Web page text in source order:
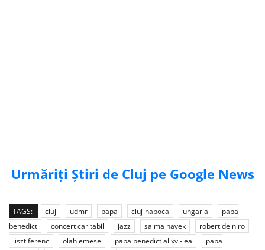
Urmăriți Știri de Cluj pe Google News
TAGS: cluj udmr papa cluj-napoca ungaria
papa
benedict
concert caritabil jazz salma hayek
robert de niro
liszt ferenc
olah emese papa benedict al xvi-lea
papa